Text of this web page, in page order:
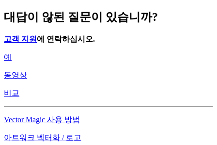
대답이 않된 질문이 있습니까?
고객 지원 에 연락하십시오.
예
동영상
비교
Vector Magic 사용 방법
아트워크 벡터화 / 로고